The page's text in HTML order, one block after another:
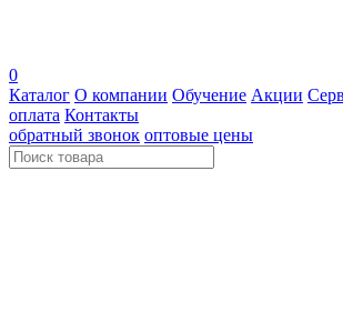
0
Каталог О компании Обучение Акции
оплата Контакты
обратный звонок оптовые цены